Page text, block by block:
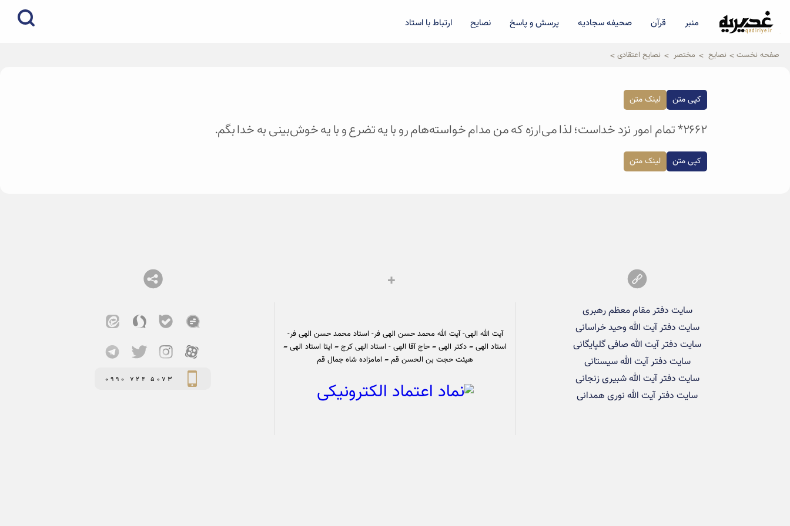
qadiriye.ir
نشریه ی غدیریه-بیانات استاد
منبر قرآن صحیفه سجادیه پرسش و پاسخ نصایح ارتباط با استاد
صفحه نخست نصایح مختصر نصایح اعتقادی
کپی متن لینک متن
۲۶۶۲* تمام امور نزد خداست؛ لذا می‌ارزه که من مدام خواسته‌هام رو با یه تضرع و با یه خوش‌بینی به خدا بگم.
کپی متن لینک متن
سایت دفتر مقام معظم رهبری
سایت دفتر آیت الله وحید خراسانی
سایت دفتر آیت الله صافی گلپایگانی
سایت دفتر آیت الله سیستانی
سایت دفتر آیت الله شبیری زنجانی
سایت دفتر آیت الله نوری همدانی
آیت الله الهی- آیت الله محمد حسن الهی فر- استاد محمد حسن الهی فر-
استاد الهی – دکتر الهی – حاج آقا الهی - استاد الهی کرج – ایتا استاد الهی –
هیئت حجت بن الحسن قم – امامزاده شاه جمال قم
0990 724 5073